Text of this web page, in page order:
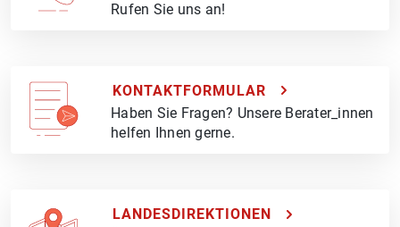
Rufen Sie uns an!
KONTAKTFORMULAR
Haben Sie Fragen? Unsere Berater_innen
helfen Ihnen gerne.
LANDESDIREKTIONEN